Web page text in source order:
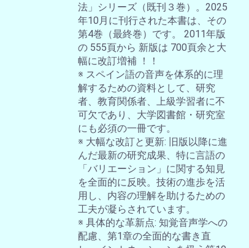
法」シリーズ（既刊３巻）。2025
年10月に刊行された本書は、その
第4巻（最終巻）です。 2011年版
の 555頁から 新版は 700頁余と大
幅に改訂増補 ！！
※ スペイン語の音声を体系的に理
解するための資料として、研究
者、教育関係者、上級学習者に不
可欠であり、大学図書館・研究室
にも必須の一冊です。
※ 大幅な改訂と更新: 旧版以降に進
んだ最新の研究成果、特に言語の
「バリエーション」に関する知見
を全面的に反映。技術の進歩を活
用し、内容の理解を助けるための
工夫が凝らされています。
※ 具体的な革新点: 知覚音声学への
配慮、第1章の全面的な書き直